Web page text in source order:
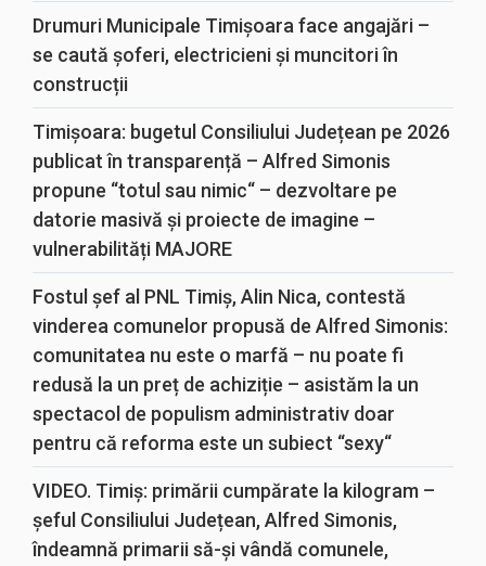
Drumuri Municipale Timișoara face angajări –
se caută șoferi, electricieni și muncitori în
construcții
Timișoara: bugetul Consiliului Județean pe 2026
publicat în transparență – Alfred Simonis
propune “totul sau nimic“ – dezvoltare pe
datorie masivă și proiecte de imagine –
vulnerabilități MAJORE
Fostul șef al PNL Timiș, Alin Nica, contestă
vinderea comunelor propusă de Alfred Simonis:
comunitatea nu este o marfă – nu poate fi
redusă la un preț de achiziție – asistăm la un
spectacol de populism administrativ doar
pentru că reforma este un subiect “sexy“
VIDEO. Timiș: primării cumpărate la kilogram –
șeful Consiliului Județean, Alfred Simonis,
îndeamnă primarii să-și vândă comunele,